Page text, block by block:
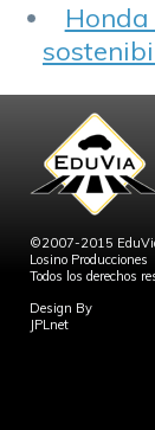
©2007-2015
Losino Producciones
Todos los derechos
Design By
JPLnet